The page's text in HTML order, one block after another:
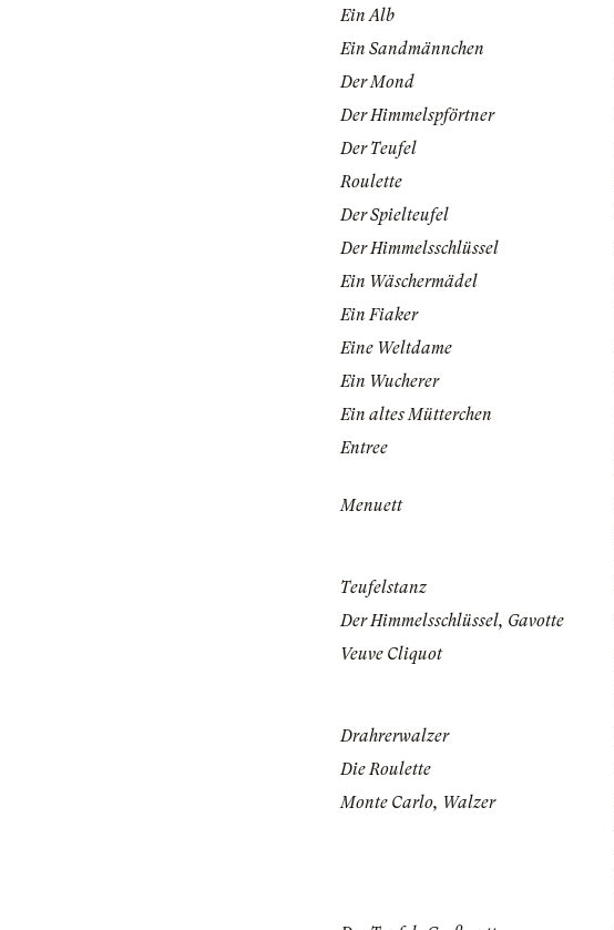
Ein Alb
Ein Sandmännchen
Der Mond
Der Himmelspförtner
Der Teufel
Roulette
Der Spielteufel
Der Himmelsschlüssel
Ein Wäschermädel
Ein Fiaker
Eine Weltdame
Ein Wucherer
Ein altes Mütterchen
Entree
Menuett
Teufelstanz
Der Himmelsschlüssel, Gavotte
Veuve Cliquot
Drahrerwalzer
Die Roulette
Monte Carlo, Walzer